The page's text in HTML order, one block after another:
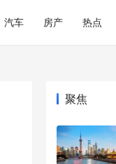
汽车 房产 热点
聚焦